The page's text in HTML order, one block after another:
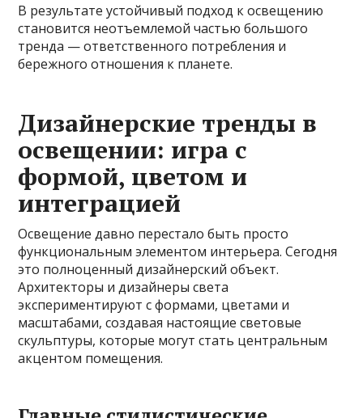
В результате устойчивый подход к освещению
становится неотъемлемой частью большого
тренда — ответственного потребления и
бережного отношения к планете.
Дизайнерские тренды в
освещении: игра с
формой, цветом и
интеграцией
Освещение давно перестало быть просто
функциональным элементом интерьера. Сегодня
это полноценный дизайнерский объект.
Архитекторы и дизайнеры света
экспериментируют с формами, цветами и
масштабами, создавая настоящие световые
скульптуры, которые могут стать центральным
акцентом помещения.